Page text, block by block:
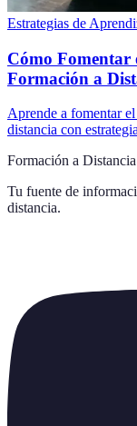
Estrategias de
Cómo Fomentar
Formación a
Aprende a fomentar
distancia con
Formación a Distancia
Tu fuente de
distancia.